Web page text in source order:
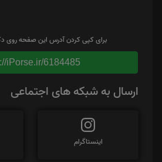
برای کپی کردن آدرس این صفحه روی
iPorse.ir/6184485
ارسال به شبکه های اجتماعی
اینستاگرام